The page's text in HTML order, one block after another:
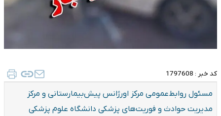
کد خبر : 1797608
مسئول روابط‌عمومی مرکز اورژانس پیش‌بیمارستانی و مرکز
مدیریت حوادث و فوریت‌های پزشکی دانشگاه علوم پزشکی